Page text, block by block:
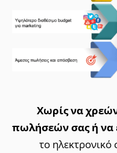
Χωρίς να
πωλήσεών σας ή να
το